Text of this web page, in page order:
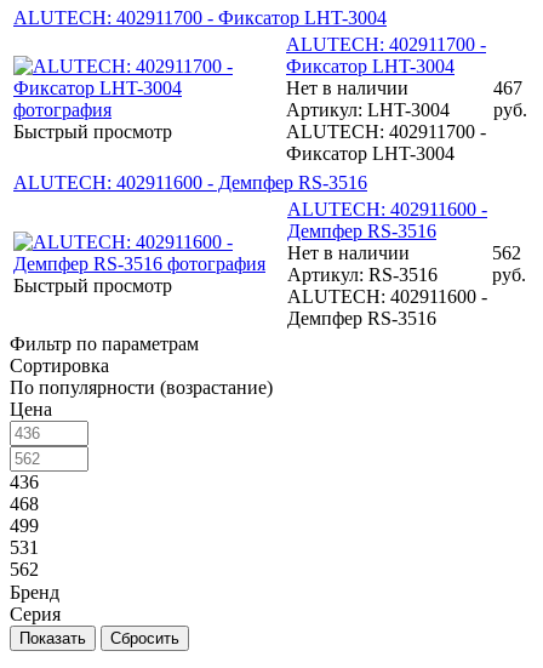
ALUTECH: 402911700 - Фиксатор LHT-3004
Быстрый просмотр
ALUTECH: 402911700 -
Фиксатор LHT-3004
Нет в наличии
Артикул: LHT-3004
ALUTECH: 402911700 -
Фиксатор LHT-3004
467
руб.
ALUTECH: 402911600 - Демпфер RS-3516
Быстрый просмотр
ALUTECH: 402911600 -
Демпфер RS-3516
Нет в наличии
Артикул: RS-3516
ALUTECH: 402911600 -
Демпфер RS-3516
562
руб.
Фильтр по параметрам
Сортировка
По популярности (возрастание)
Цена
436
468
499
531
562
Бренд
Серия
Сбросить